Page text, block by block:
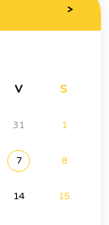
>
V S
31 1
7 8
14 15